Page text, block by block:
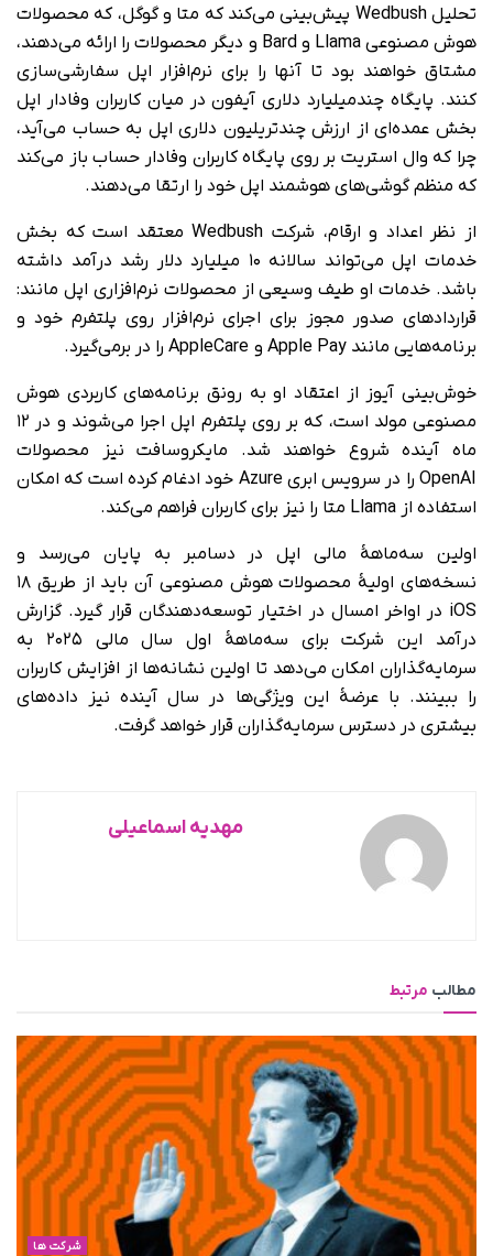
تحلیل Wedbush پیش‌بینی می‌کند که متا و گوگل، که محصولات
هوش مصنوعی Llama و Bard و دیگر محصولات را ارائه می‌دهند،
مشتاق خواهند بود تا آنها را برای نرم‌افزار اپل سفارشی‌سازی
کنند. پایگاه چندمیلیارد دلاری آیفون در میان کاربران وفادار اپل
بخش عمده‌ای از ارزش چندتریلیون دلاری اپل به‌ حساب می‌آید،
چرا که وال استریت بر روی پایگاه کاربران وفادار حساب باز می‌کند
که منظم گوشی‌های هوشمند اپل خود را ارتقا می‌دهند.
از نظر اعداد و‌ ارقام، شرکت Wedbush معتقد است که بخش
خدمات اپل می‌تواند سالانه ۱۰ میلیارد دلار رشد درآمد داشته
باشد. خدمات او طیف وسیعی از محصولات نرم‌افزاری اپل مانند:
قراردادهای صدور مجوز برای اجرای نرم‌افزار روی پلتفرم خود و
برنامه‌هایی مانند Apple Pay و AppleCare را در برمی‌گیرد.
خوش‌بینی آیوز از اعتقاد او به رونق برنامه‌های کاربردی هوش
مصنوعی مولد است، که بر روی پلتفرم اپل اجرا می‌شوند و در ۱۲
ماه آینده شروع خواهند شد. مایکروسافت نیز محصولات
OpenAI را در سرویس ابری Azure خود ادغام کرده است که امکان
استفاده از Llama متا را نیز برای کاربران فراهم می‌کند.
اولین سه‌ماهۀ مالی اپل در دسامبر به پایان می‌رسد و
نسخه‌های اولیۀ محصولات هوش مصنوعی آن باید از طریق ۱۸
iOS در اواخر امسال در اختیار توسعه‌دهندگان قرار گیرد. گزارش
درآمد این شرکت برای سه‌ماهۀ اول سال مالی ۲۰۲۵ به
سرمایه‌گذاران امکان می‌دهد تا اولین نشانه‌ها از افزایش کاربران
را ببینند. با عرضۀ این ویژگی‌ها در سال آینده نیز داده‌های
بیشتری در دسترس سرمایه‌گذاران قرار خواهد گرفت.
مهدیه اسماعیلی
مطالب مرتبط
شرکت ها